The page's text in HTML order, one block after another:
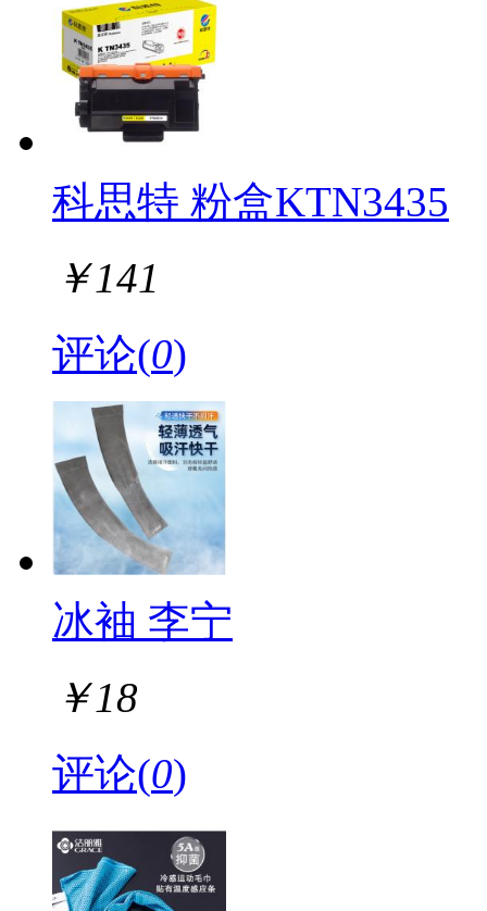
科思特 粉盒KTN3435
￥141
评论(0)
冰袖 李宁
￥18
评论(0)